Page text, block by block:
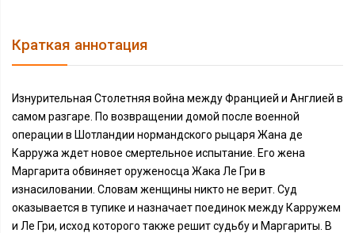
Краткая аннотация
Изнурительная Столетняя война между Францией и Англией в
самом разгаре. По возвращении домой после военной
операции в Шотландии нормандского рыцаря Жана де
Карружа ждет новое смертельное испытание. Его жена
Маргарита обвиняет оруженосца Жака Ле Гри в
изнасиловании. Словам женщины никто не верит. Суд
оказывается в тупике и назначает поединок между Карружем
и Ле Гри, исход которого также решит судьбу и Маргариты. В